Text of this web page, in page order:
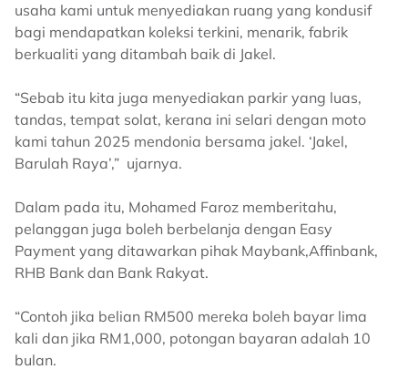
usaha kami untuk menyediakan ruang yang kondusif
bagi mendapatkan koleksi terkini, menarik, fabrik
berkualiti yang ditambah baik di Jakel.
“Sebab itu kita juga menyediakan parkir yang luas,
tandas, tempat solat, kerana ini selari dengan moto
kami tahun 2025 mendonia bersama jakel. ‘Jakel,
Barulah Raya’,” ujarnya.
Dalam pada itu, Mohamed Faroz memberitahu,
pelanggan juga boleh berbelanja dengan Easy
Payment yang ditawarkan pihak Maybank,Affinbank,
RHB Bank dan Bank Rakyat.
“Contoh jika belian RM500 mereka boleh bayar lima
kali dan jika RM1,000, potongan bayaran adalah 10
bulan.